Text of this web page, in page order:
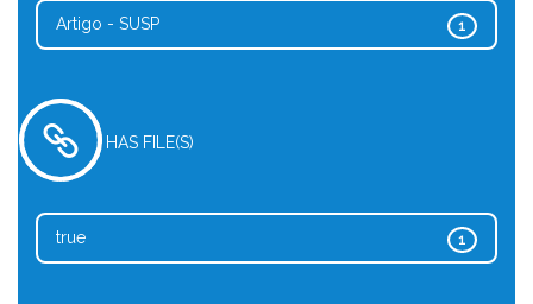
1
Artigo - SUSP
HAS FILE(S)
1
true